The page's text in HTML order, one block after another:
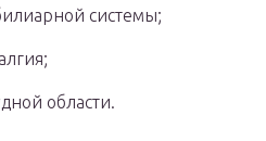
системы;
области.